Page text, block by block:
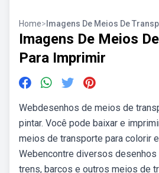
Home> Imagens De Meios De
Imagens De Meios
Para Imprimir
Webdesenhos de meios de
pintar. Você pode baixar e
meios de transporte para colorir
Webencontre diversos desenhos
trens, barcos e outros meios de